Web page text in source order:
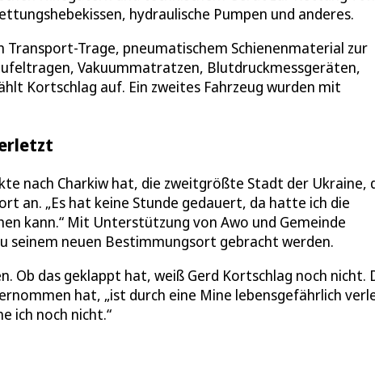
hydraulische Pumpen und anderes.
Trage, pneumatischem Schienenmaterial zur
Vakuummatratzen, Blutdruckmessgeräten,
Kortschlag auf. Ein zweites Fahrzeug wurden mit
nach Charkiw hat, die zweitgrößte Stadt der Ukraine,
an. „Es hat keine Stunde gedauert, da hatte ich die
kann.“ Mit Unterstützung von Awo und Gemeinde
seinem neuen Bestimmungsort gebracht werden.
Ob das geklappt hat, weiß Gerd Kortschlag noch nicht.
hat, „ist durch eine Mine lebensgefährlich
ich noch nicht.“